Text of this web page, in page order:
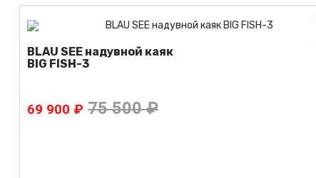
BLAU SEE надувной каяк
BIG FISH-3
69 900 ₽ 75 500 ₽